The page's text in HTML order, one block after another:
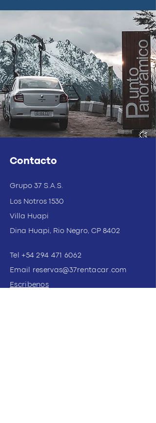
Contacto
Grupo 37 S.A.S.
Los Notros 1530
Villa Huapi
Dina Huapi, Rio Negro, CP 8402
Tel +54 294 471 6062
Email reservas@37rentacar.com
Escribenos